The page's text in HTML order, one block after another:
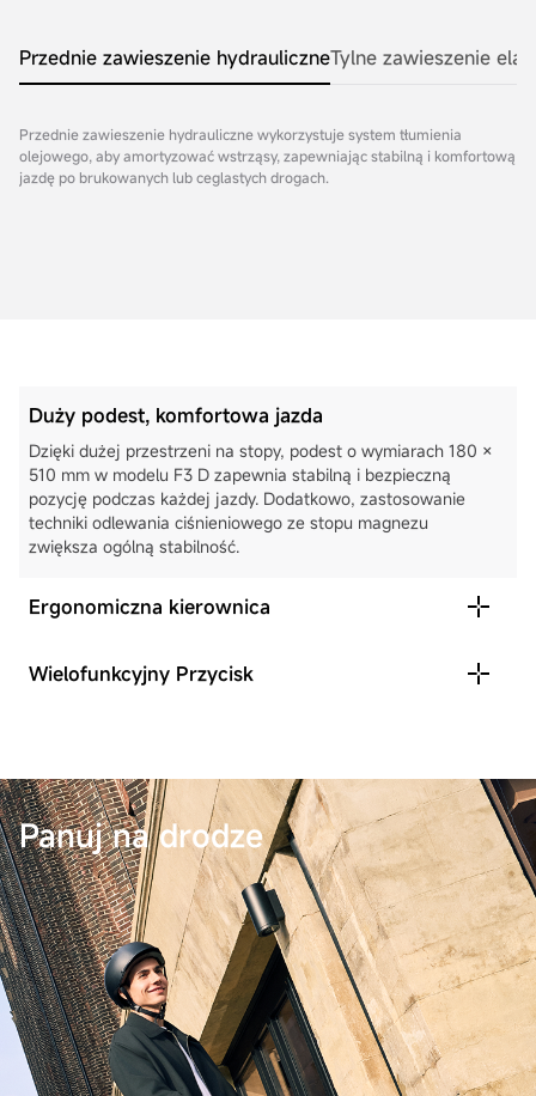
Przednie zawieszenie hydrauliczneTylne zawieszenie
Przednie zawieszenie hydrauliczne wykorzystuje system tłumienia
olejowego, aby amortyzować wstrząsy, zapewniając stabilną i komfortową
jazdę po brukowanych lub ceglastych drogach.
Duży podest, komfortowa jazda
Dzięki dużej przestrzeni na stopy, podest o wymiarach 180 ×
510 mm w modelu F3 D zapewnia stabilną i bezpieczną
pozycję podczas każdej jazdy. Dodatkowo, zastosowanie
techniki odlewania ciśnieniowego ze stopu magnezu
zwiększa ogólną stabilność.
Ergonomiczna kierownica
Wielofunkcyjny Przycisk
Panuj na drodze